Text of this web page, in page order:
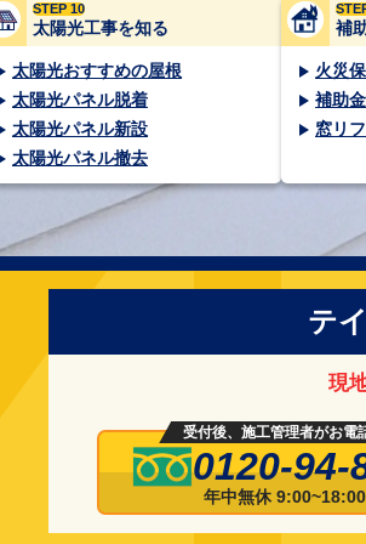
STEP 10
太陽光工事を知る
太陽光おすすめの屋根
太陽光パネル脱着
太陽光パネル新設
太陽光パネル撤去
補
火災
補助
窓リ
テ
現
受付後、施工管理者がお電
0120-94-
年中無休 9:00~18:00